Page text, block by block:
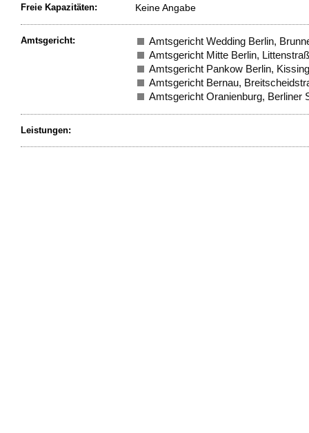
Freie Kapazitäten: Keine Angabe
Amtsgericht:
Amtsgericht Wedding Berlin,
Amtsgericht Mitte Berlin,
Amtsgericht Pankow Berlin,
Amtsgericht Bernau,
Amtsgericht Oranienburg, Berliner
Leistungen: